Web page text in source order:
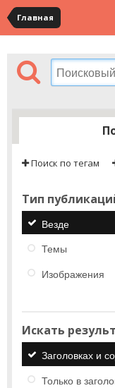
Главная
Поиск по тегам
Тип
Везде
Темы
Изображения
Искать
Заголовках и
Только в